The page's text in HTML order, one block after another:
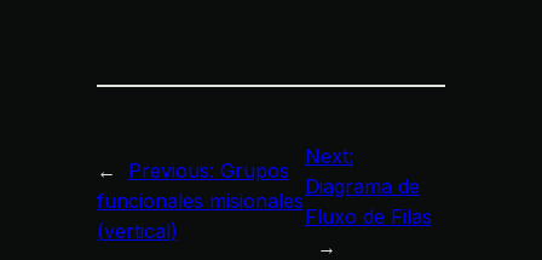
← Previous: Grupos
funcionales misionales
(vertical)
Next:
Diagrama de
Fluxo de Filas
→